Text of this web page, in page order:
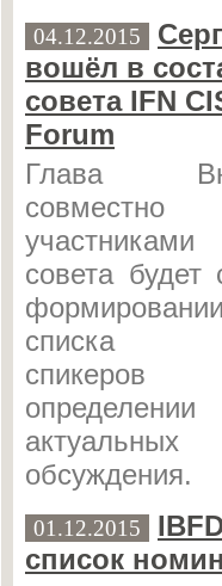
04.12.2015
вошёл в
совета IFN
Forum
Глава
совета будет
списка
обсуждения.
01.12.2015
список